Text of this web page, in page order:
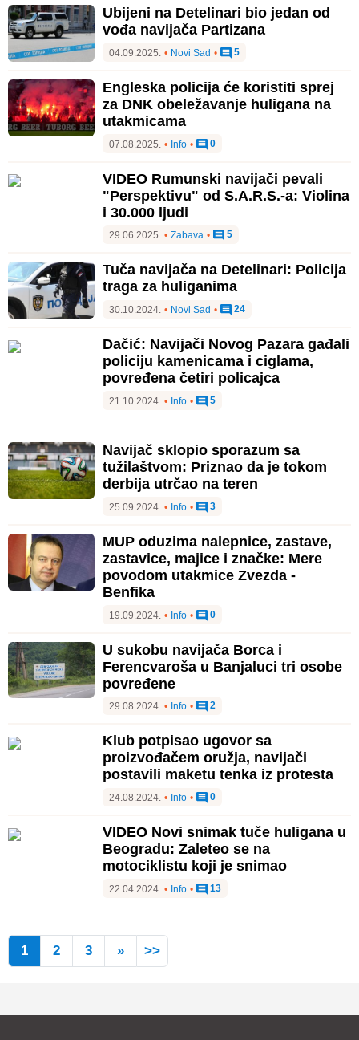
Ubijeni na Detelinari bio jedan od
vođa navijača Partizana
04.09.2025. • Novi Sad • 5
Engleska policija će koristiti sprej
za DNK obeležavanje huligana na
utakmicama
07.08.2025. • Info • 0
VIDEO Rumunski navijači pevali
"Perspektivu" od S.A.R.S.-a: Violina
i 30.000 ljudi
29.06.2025. • Zabava • 5
Tuča navijača na Detelinari: Policija
traga za huliganima
30.10.2024. • Novi Sad • 24
Dačić: Navijači Novog Pazara gađali
policiju kamenicama i ciglama,
povređena četiri policajca
21.10.2024. • Info • 5
Navijač sklopio sporazum sa
tužilaštvom: Priznao da je tokom
derbija utrčao na teren
25.09.2024. • Info • 3
MUP oduzima nalepnice, zastave,
zastavice, majice i značke: Mere
povodom utakmice Zvezda -
Benfika
19.09.2024. • Info • 0
U sukobu navijača Borca i
Ferencvaroša u Banjaluci tri osobe
povređene
29.08.2024. • Info • 2
Klub potpisao ugovor sa
proizvođačem oružja, navijači
postavili maketu tenka iz protesta
24.08.2024. • Info • 0
VIDEO Novi snimak tuče huligana u
Beogradu: Zaleteo se na
motociklistu koji je snimao
22.04.2024. • Info • 13
1 2 3 » >>